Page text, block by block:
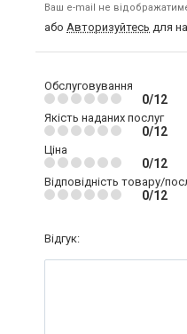
Ваш e-mail не
або Авторизуйтесь для
Обслуговування
0/12
Якість наданих послуг
0/12
Ціна
0/12
Відповідність товару/
0/12
Відгук: